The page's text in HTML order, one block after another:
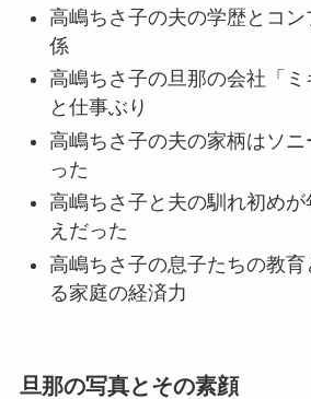
高嶋ちさ子の夫の学歴とコ
係
高嶋ちさ子の旦那の会社「
と仕事ぶり
高嶋ちさ子の夫の家柄はソ
った
高嶋ちさ子と夫の馴れ初め
えだった
高嶋ちさ子の息子たちの教
る家庭の経済力
旦那の写真とその素顔